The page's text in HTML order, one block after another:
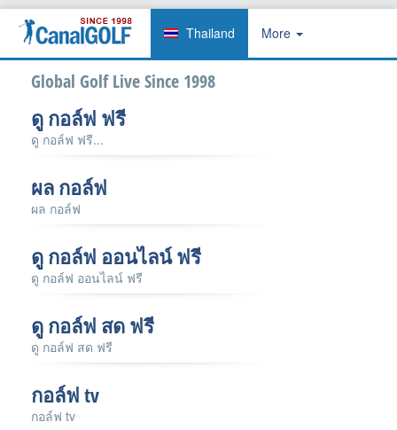
Thailand More
Global Golf Live Since 1998
ดู กอล์ฟ ฟรี
ดู กอล์ฟ ฟรี...
ผล กอล์ฟ
ผล กอล์ฟ
ดู กอล์ฟ ออนไลน์ ฟรี
ดู กอล์ฟ ออนไลน์ ฟรี
ดู กอล์ฟ สด ฟรี
ดู กอล์ฟ สด ฟรี
กอล์ฟ tv
กอล์ฟ tv